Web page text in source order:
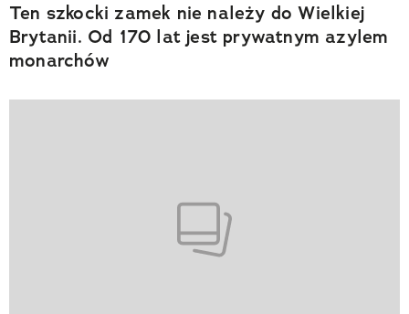
Ten szkocki zamek nie należy do Wielkiej
Brytanii. Od 170 lat jest prywatnym azylem
monarchów